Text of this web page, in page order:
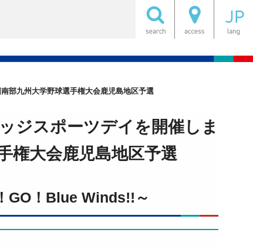
部九州大学野球選手権大会鹿児島地区予選
ジスポーツデイを開催しま
権大会鹿児島地区予選
GO！Blue Winds!!～